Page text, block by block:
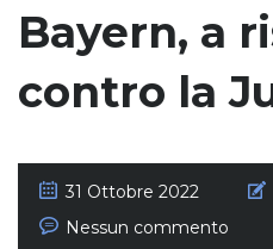
Bayern, a
contro la
31 Ottobre 2022
Nessun commento